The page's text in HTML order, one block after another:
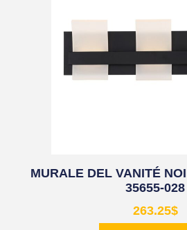
MURALE DEL VANITÉ
35655-028
263.25$